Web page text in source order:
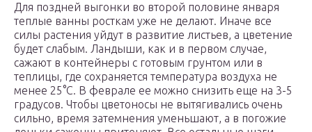
Для поздней выгонки во второй половине января
теплые ванны росткам уже не делают. Иначе все
силы растения уйдут в развитие листьев, а цветение
будет слабым. Ландыши, как и в первом случае,
сажают в контейнеры с готовым грунтом или в
теплицы, где сохраняется температура воздуха не
менее 25°C. В феврале ее можно снизить еще на 3-5
градусов. Чтобы цветоносы не вытягивались очень
сильно, время затемнения уменьшают, а в погожие